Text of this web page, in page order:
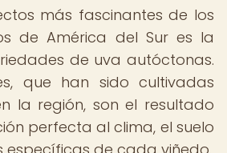
más fascinantes de los
de América del Sur es la
de uva autóctonas.
que han sido cultivadas
la región, son el resultado
perfecta al clima, el suelo